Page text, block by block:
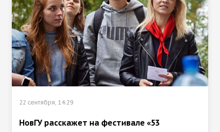
22 сентября, 14:29
НовГУ расскажет на фестивале «53